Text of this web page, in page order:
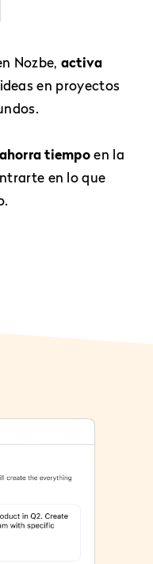
Nozbe, activa
en proyectos
tiempoen la
en lo que